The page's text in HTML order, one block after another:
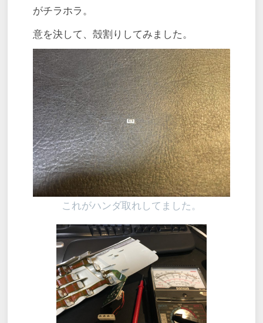
がチラホラ。
意を決して、殻割りしてみました。
これがハンダ取れしてました。